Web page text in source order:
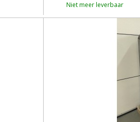
Niet meer leverbaar